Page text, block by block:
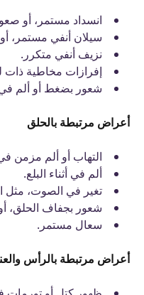
انسداد مستمر، أو
سيلان أنفي مستمر،
نزيف أنفي متكرر.
إفرازات مخاطية
شعور بضغط أو ألم في
أعراض مرتبطة بالحلق
التهاب أو ألم مزمن
ألم في أثناء البلع.
تغير في الصوت، مثل
شعور بجفاف الحلق،
سعال مستمر.
أعراض مرتبطة بالرأس